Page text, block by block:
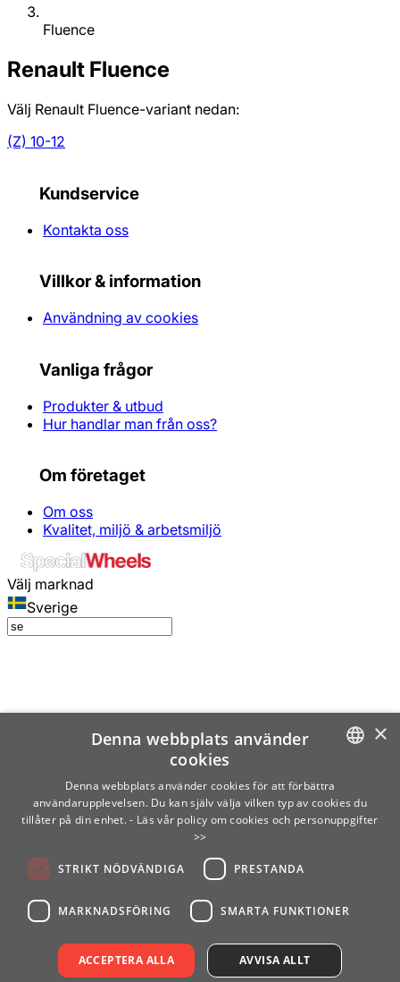
Fluence
Renault Fluence
Välj Renault Fluence-variant nedan:
(Z) 10-12
Kundservice
Kontakta oss
Villkor & information
Användning av cookies
Vanliga frågor
Produkter & utbud
Hur handlar man från oss?
Om företaget
Om oss
Kvalitet, miljö & arbetsmiljö
Välj marknad
Sverige
SWEDISH
×
Denna webbplats använder
cookies
Denna webbplats använder cookies för att förbättra
användarupplevelsen. Du kan själv välja vilken typ av cookies du
tillåter på din enhet. - Läs vår policy om cookies och personuppgifter
>>
STRIKT NÖDVÄNDIGA PRESTANDA
MARKNADSFÖRING SMARTA FUNKTIONER
ACCEPTERA ALLA AVVISA ALLT